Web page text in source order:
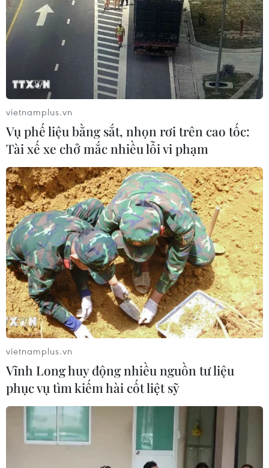
vietnamplus.vn
Vụ phế liệu bằng sắt, nhọn rơi trên cao tốc:
Tài xế xe chở mắc nhiều lỗi vi phạm
vietnamplus.vn
Vĩnh Long huy động nhiều nguồn tư liệu
phục vụ tìm kiếm hài cốt liệt sỹ